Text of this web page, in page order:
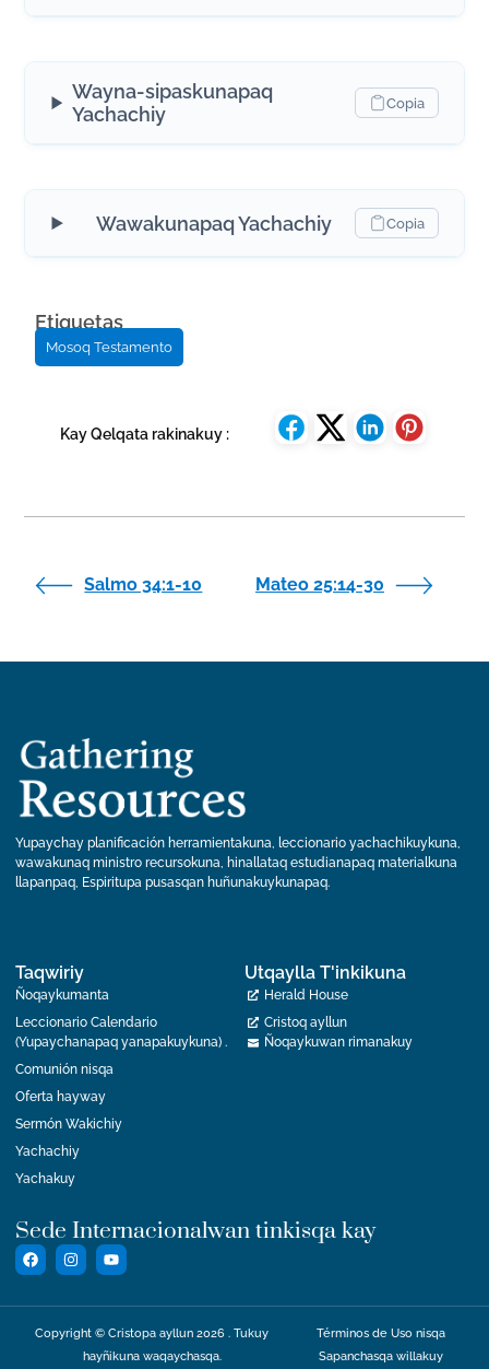
Wayna-sipaskunapaq
Yachachiy
Copia
Wawakunapaq Yachachiy Copia
Etiquetas
Mosoq Testamento
Kay Qelqata rakinakuy :
Salmo 34:1-10 Mateo 25:14-30
Yupaychay planificación herramientakuna, leccionario yachachikuykuna,
wawakunaq ministro recursokuna, hinallataq estudianapaq materialkuna
llapanpaq, Espiritupa pusasqan huñunakuykunapaq.
Taqwiriy
Ñoqaykumanta
Leccionario Calendario
(Yupaychanapaq yanapakuykuna) .
Comunión nisqa
Oferta hayway
Sermón Wakichiy
Yachachiy
Yachakuy
Utqaylla T'inkikuna
Herald House
Cristoq ayllun
Ñoqaykuwan rimanakuy
Sede Internacionalwan tinkisqa kay
Copyright © Cristopa ayllun 2026 . Tukuy
hayñikuna waqaychasqa.
Términos de Uso nisqa
Sapanchasqa willakuy